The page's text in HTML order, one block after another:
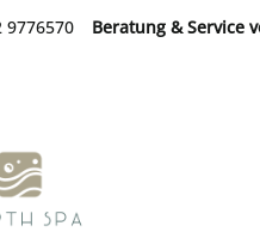
9776570 Beratung & Service